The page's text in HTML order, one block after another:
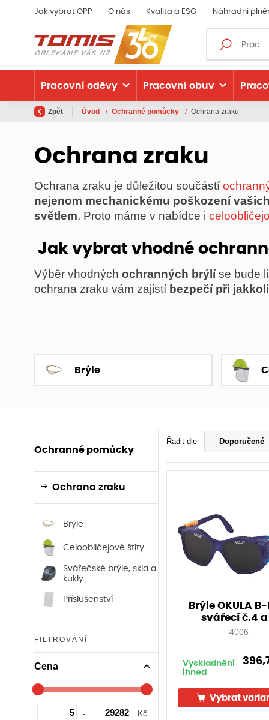
Jak vybrat OPP O nás Kvalita a ESG Náhradní
Pracovní oděvy Pracovní obuv
Zpět Úvod / Ochranné pomůcky / Ochrana zraku
Ochrana zraku
Ochrana zraku je důležitou součástí
nejenom mechanickému poškození
světlem. Proto máme v nabídce i
Jak vybrat vhodné
Výběr vhodných ochranných brýlíse bude
ochrana zraku vám zajistí bezpečí při
Brýle
Ochranné pomůcky
Ochrana zraku
Brýle
Celoobličejové štíty
Svářečské brýle, skla a
kukly
Příslušenství
FILTROVÁNÍ
Cena
- Kč
Řadit dle Doporučené
Brýle OKULA
svářecí č.4 a
4006
Vyskladnění
ihned
Vybrat